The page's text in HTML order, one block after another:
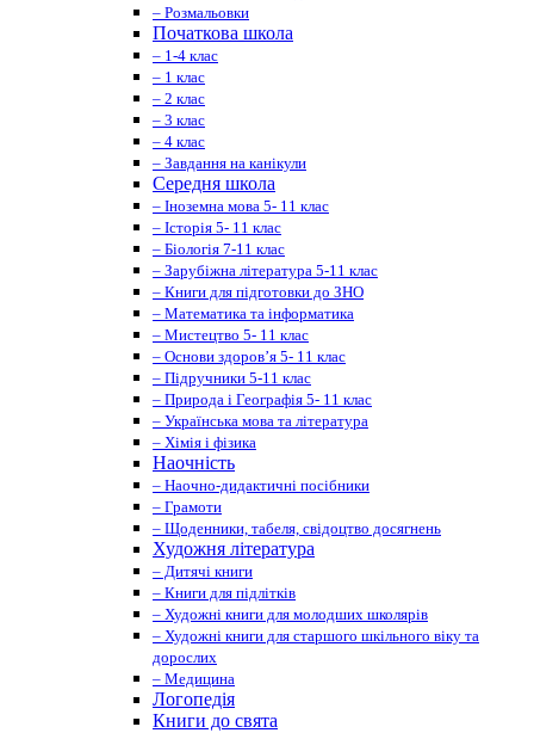
– Розмальовки
Початкова школа
– 1-4 клас
– 1 клас
– 2 клас
– 3 клас
– 4 клас
– Завдання на канікули
Середня школа
– Іноземна мова 5- 11 клас
– Історія 5- 11 клас
– Біологія 7-11 клас
– Зарубіжна література 5-11 клас
– Книги для підготовки до ЗНО
– Математика та інформатика
– Мистецтво 5- 11 клас
– Основи здоров’я 5- 11 клас
– Підручники 5-11 клас
– Природа і Географія 5- 11 клас
– Українська мова та література
– Хімія і фізика
Наочність
– Наочно-дидактичні посібники
– Грамоти
– Щоденники, табеля, свідоцтво досягнень
Художня література
– Дитячі книги
– Книги для підлітків
– Художні книги для молодших школярів
– Художні книги для старшого шкільного віку та
дорослих
– Медицина
Логопедія
Книги до свята